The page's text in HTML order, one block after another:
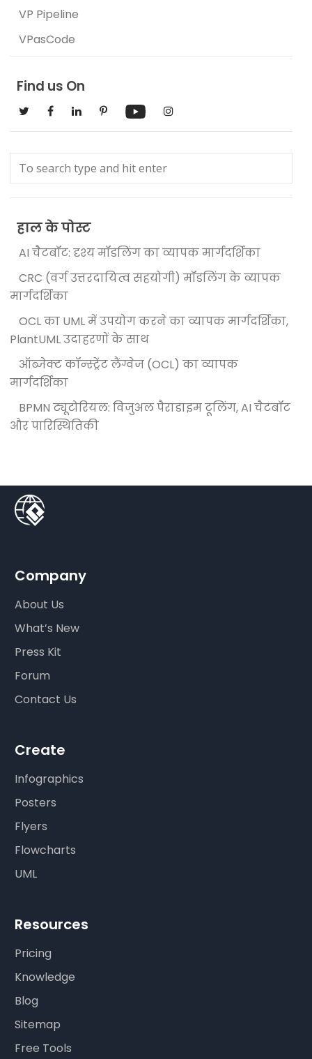
VP Pipeline
VPasCode
Find us On
हाल के पोस्ट
AI चैटबॉट: दृश्य मॉडलिंग का व्यापक मार्गदर्शिका
CRC (वर्ग उत्तरदायित्व सहयोगी) मॉडलिंग के व्यापक
मार्गदर्शिका
OCL का UML में उपयोग करने का व्यापक मार्गदर्शिका,
PlantUML उदाहरणों के साथ
ऑब्जेक्ट कॉन्स्ट्रेंट लैंग्वेज (OCL) का व्यापक
मार्गदर्शिका
BPMN ट्यूटोरियल: विजुअल पैराडाइम टूलिंग, AI चैटबॉट
और पारिस्थितिकी
Company
About Us
What’s New
Press Kit
Forum
Contact Us
Create
Infographics
Posters
Flyers
Flowcharts
UML
Resources
Pricing
Knowledge
Blog
Sitemap
Free Tools